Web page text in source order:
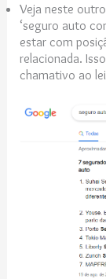
Veja neste
‘seguro auto
estar com
relacionada.
chamativo ao